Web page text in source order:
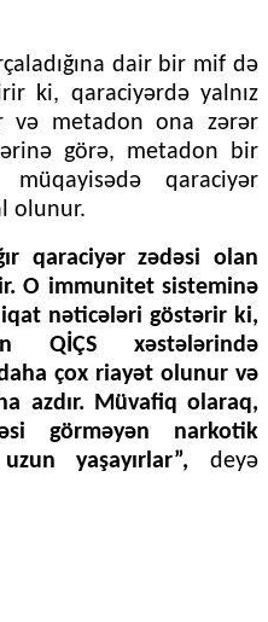
dair bir mif də
ki, qaraciyərdə yalnız
və metadon ona zərər
görə, metadon bir
qaraciyər
olunur.
qaraciyər zədəsi olan
O immunitet sisteminə
nəticələri göstərir ki,
QİÇS xəstələrində
çox riayət olunur və
azdır. Müvafiq olaraq,
görməyən narkotik
yaşayırlar”, deyə